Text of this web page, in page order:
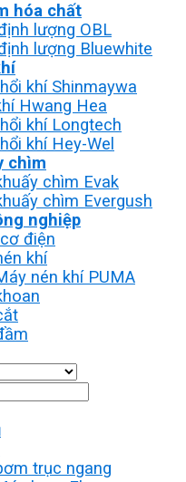
hóa chất
lượng OBL
lượng Bluewhite
khí Shinmaywa
Hwang Hea
khí Longtech
khí Hey-Wel
chìm
chìm Evak
chìm Evergush
nghiệp
điện
khí
nén khí PUMA
trục ngang